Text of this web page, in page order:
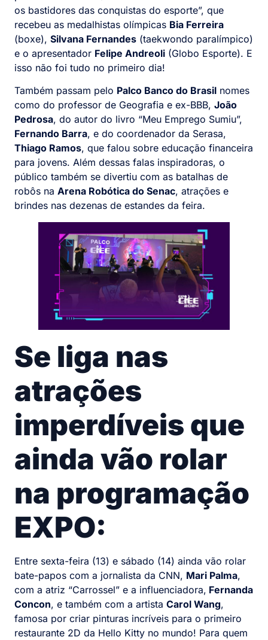
os bastidores das conquistas do esporte”, que
recebeu as medalhistas olímpicas Bia Ferreira
(boxe), Silvana Fernandes (taekwondo paralímpico)
e o apresentador Felipe Andreoli (Globo Esporte). E
isso não foi tudo no primeiro dia!
Também passam pelo Palco Banco do Brasil nomes
como do professor de Geografia e ex-BBB, João
Pedrosa, do autor do livro “Meu Emprego Sumiu”,
Fernando Barra, e do coordenador da Serasa,
Thiago Ramos, que falou sobre educação financeira
para jovens. Além dessas falas inspiradoras, o
público também se divertiu com as batalhas de
robôs na Arena Robótica do Senac, atrações e
brindes nas dezenas de estandes da feira.
Se liga nas
atrações
imperdíveis que
ainda vão rolar
na programação
EXPO:
Entre sexta-feira (13) e sábado (14) ainda vão rolar
bate-papos com a jornalista da CNN, Mari Palma,
com a atriz “Carrossel” e a influenciadora, Fernanda
Concon, e também com a artista Carol Wang,
famosa por criar pinturas incríveis para o primeiro
restaurante 2D da Hello Kitty no mundo! Para quem